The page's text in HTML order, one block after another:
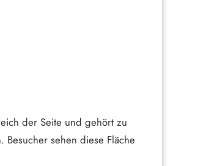
der Seite und gehört zu
Besucher sehen diese Fläche